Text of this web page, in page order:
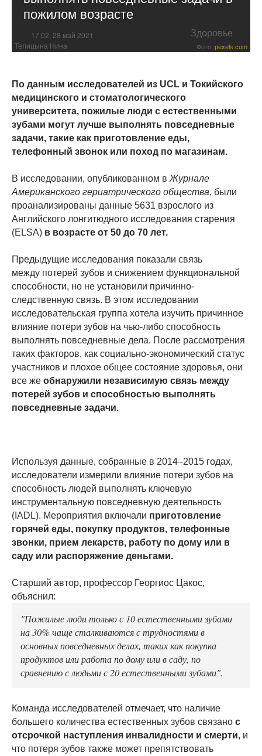
пожилом возрасте
17:02, 28 май 2021 Здоровье
Телицына Нина Фото: pexels.com
По данным исследователей из UCL и Токийского
медицинского и стоматологического
университета, пожилые люди с естественными
зубами могут лучше выполнять повседневные
задачи, такие как приготовление еды,
телефонный звонок или поход по магазинам.
В исследовании, опубликованном в Журнале
Американского гериатрического общества, были
проанализированы данные 5631 взрослого из
Английского лонгитюдного исследования старения
(ELSA) в возрасте от 50 до 70 лет.
Предыдущие исследования показали связь
между потерей зубов и снижением функциональной
способности, но не установили причинно-
следственную связь. В этом исследовании
исследовательская группа хотела изучить причинное
влияние потери зубов на чью-либо способность
выполнять повседневные дела. После рассмотрения
таких факторов, как социально-экономический статус
участников и плохое общее состояние здоровья, они
все же обнаружили независимую связь между
потерей зубов и способностью выполнять
повседневные задачи.
Используя данные, собранные в 2014–2015 годах,
исследователи измерили влияние потери зубов на
способность людей выполнять ключевую
инструментальную повседневную деятельность
(IADL). Мероприятия включали приготовление
горячей еды, покупку продуктов, телефонные
звонки, прием лекарств, работу по дому или в
саду или распоряжение деньгами.
Старший автор, профессор Георгиос Цакос,
объяснил:
"Пожилые люди только с 10 естественными зубами
на 30% чаще сталкиваются с трудностями в
основных повседневных делах, таких как покупка
продуктов или работа по дому или в саду, по
сравнению с людьми с 20 естественными зубами".
Команда исследователей отмечает, что наличие
большего количества естественных зубов связано с
отсрочкой наступления инвалидности и смерти, и
что потеря зубов также может препятствовать